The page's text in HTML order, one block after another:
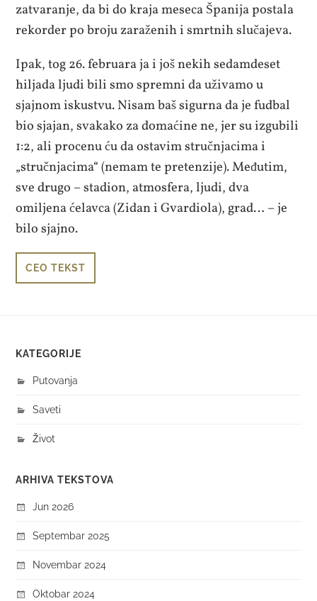
zatvaranje, da bi do kraja meseca Španija postala
rekorder po broju zaraženih i smrtnih slučajeva.
Ipak, tog 26. februara ja i još nekih sedamdeset
hiljada ljudi bili smo spremni da uživamo u
sjajnom iskustvu. Nisam baš sigurna da je fudbal
bio sjajan, svakako za domaćine ne, jer su izgubili
1:2, ali procenu ću da ostavim stručnjacima i
„stručnjacima“ (nemam te pretenzije). Međutim,
sve drugo – stadion, atmosfera, ljudi, dva
omiljena ćelavca (Zidan i Gvardiola), grad… – je
bilo sjajno.
CEO TEKST
KATEGORIJE
Putovanja
Saveti
Život
ARHIVA TEKSTOVA
Jun 2026
Septembar 2025
Novembar 2024
Oktobar 2024